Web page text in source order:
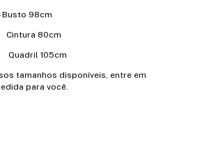
Busto 98cm
80cm
105cm
tamanhos disponíveis, entre em
para você.